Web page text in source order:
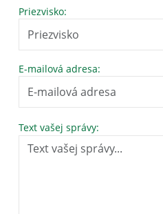
Priezvisko:
E-mailová adresa:
Text vašej správy: